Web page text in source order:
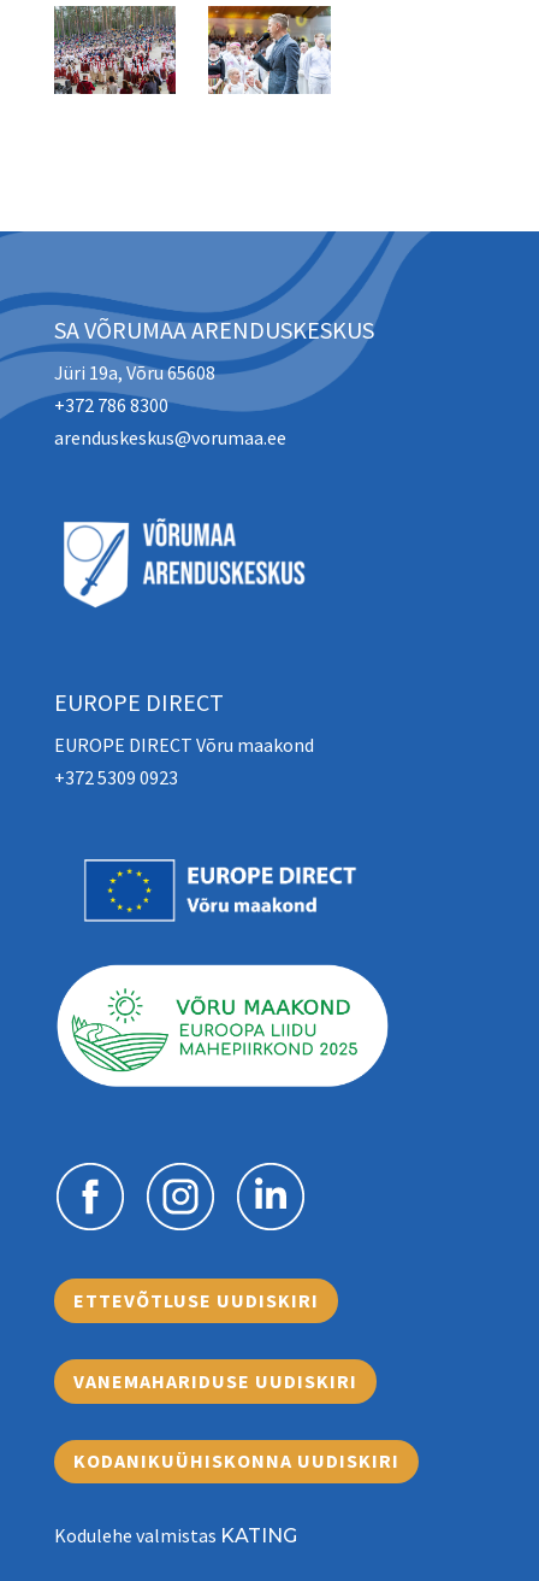
SA VÕRUMAA ARENDUSKESKUS
Jüri 19a, Võru 65608
+372 786 8300
arenduskeskus@vorumaa.ee
EUROPE DIRECT
EUROPE DIRECT Võru maakond
+372 5309 0923
ETTEVÕTLUSE UUDISKIRI
VANEMAHARIDUSE UUDISKIRI
KODANIKUÜHISKONNA UUDISKIRI
Kodulehe valmistas KATING